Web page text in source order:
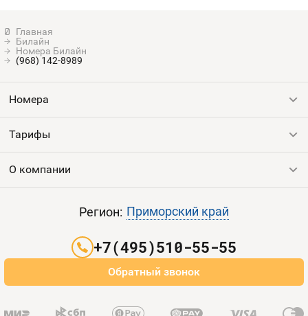
Билайн
Номера Билайн
(968) 142-8989
Номера
Все номера
Тарифы
Выгодные тарифы
О компании
Оплата и доставка
Регион: Приморский край
+7(495)510-55-55
Обратный звонок